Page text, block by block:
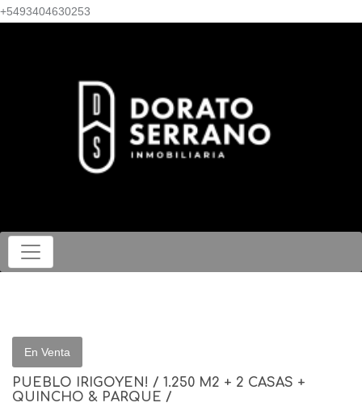
+5493404630253
En Venta
PUEBLO IRIGOYEN! / 1.250 M2 + 2 CASAS +
QUINCHO & PARQUE /